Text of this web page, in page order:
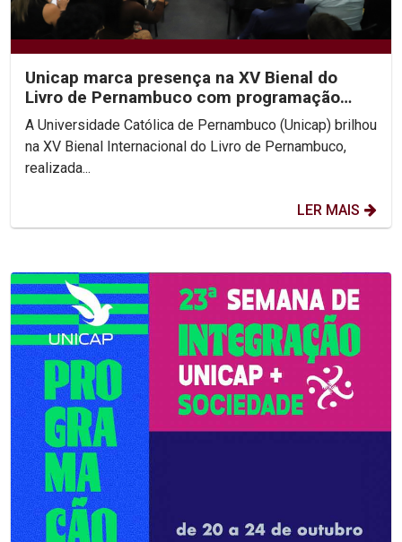
Unicap marca presença na XV Bienal do
Livro de Pernambuco com programação
diversificada
A Universidade Católica de Pernambuco (Unicap) brilhou
na XV Bienal Internacional do Livro de Pernambuco,
realizada...
LER MAIS